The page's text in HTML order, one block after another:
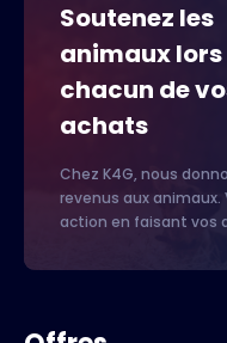
Soutenez les
animaux lors
chacun de
achats
Chez K4G, nous
revenus aux
action en faisant vos